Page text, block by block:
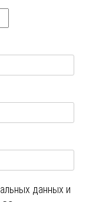
данных и